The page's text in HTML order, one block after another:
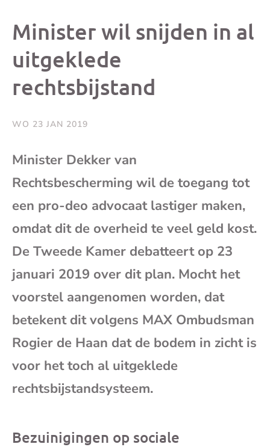
Minister wil snijden in al
uitgeklede
rechtsbijstand
WO 23 JAN 2019
Minister Dekker van
Rechtsbescherming wil de toegang tot
een pro-deo advocaat lastiger maken,
omdat dit de overheid te veel geld kost.
De Tweede Kamer debatteert op 23
januari 2019 over dit plan. Mocht het
voorstel aangenomen worden, dat
betekent dit volgens MAX Ombudsman
Rogier de Haan dat de bodem in zicht is
voor het toch al uitgeklede
rechtsbijstandsysteem.
Bezuinigingen op sociale